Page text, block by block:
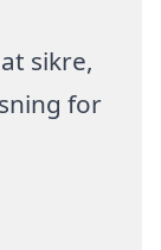
sikre,
for